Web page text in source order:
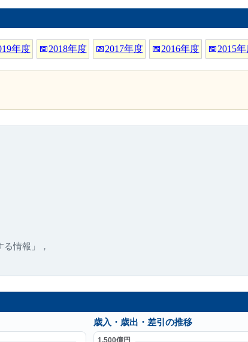
年度 📅2018年度 📅2017年度 📅2016年度 📅2015
情報」，
歳入・歳出・差引の推移